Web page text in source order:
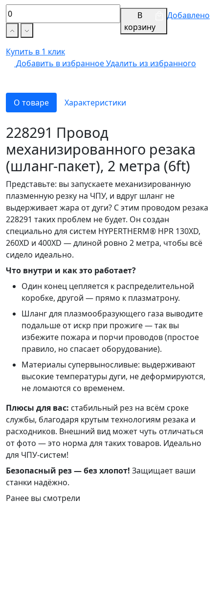
В
корзину
Добавлено
Купить в 1 клик
Добавить в избранноеУдалить из избранного
О товаре Характеристики
228291 Провод
механизированного резака
(шланг-пакет), 2 метра (6ft)
Представьте: вы запускаете механизированную
плазменную резку на ЧПУ, и вдруг шланг не
выдерживает жара от дуги? С этим проводом резака
228291 таких проблем не будет. Он создан
специально для систем HYPERTHERM® HPR 130XD,
260XD и 400XD — длиной ровно 2 метра, чтобы всё
сидело идеально.
Что внутри и как это работает?
Один конец цепляется к распределительной
коробке, другой — прямо к плазматрону.
Шланг для плазмообразующего газа выводите
подальше от искр при прожиге — так вы
избежите пожара и порчи проводов (простое
правило, но спасает оборудование).
Материалы супервыносливые: выдерживают
высокие температуры дуги, не деформируются,
не ломаются со временем.
Плюсы для вас: стабильный рез на всём сроке
службы, благодаря крутым технологиям резака и
расходников. Внешний вид может чуть отличаться
от фото — это норма для таких товаров. Идеально
для ЧПУ-систем!
Безопасный рез — без хлопот! Защищает ваши
станки надёжно.
Ранее вы смотрели